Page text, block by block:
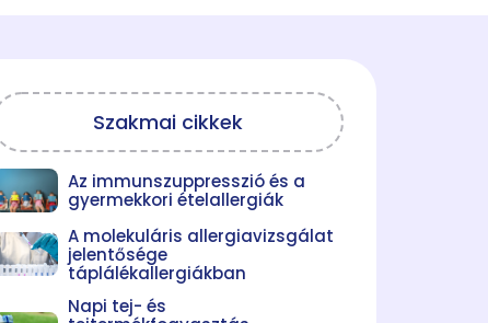
Szakmai cikkek
Az immunszuppresszió és a
gyermekkori ételallergiák
A molekuláris allergiavizsgálat
jelentősége
táplálékallergiákban
Napi tej- és